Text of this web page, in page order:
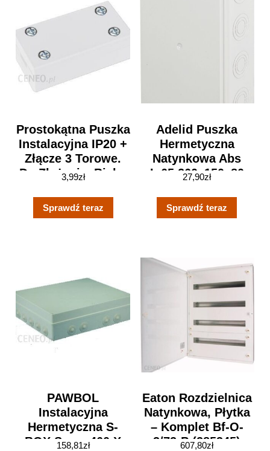
Prostokątna Puszka
Instalacyjna IP20 +
Złącze 3 Torowe.
Do Złożenia. Biała.
3,99zł
Sprawdź teraz
Adelid Puszka
Hermetyczna
Natynkowa Abs
Ip65 260x150x80
27,90zł
Sprawdź teraz
PAWBOL
Instalacyjna
Hermetyczna S-
BOX Szary 460 X
158,81zł
Eaton Rozdzielnica
Natynkowa, Płytka
– Komplet Bf-O-
3/72-P (285345)
607,80zł